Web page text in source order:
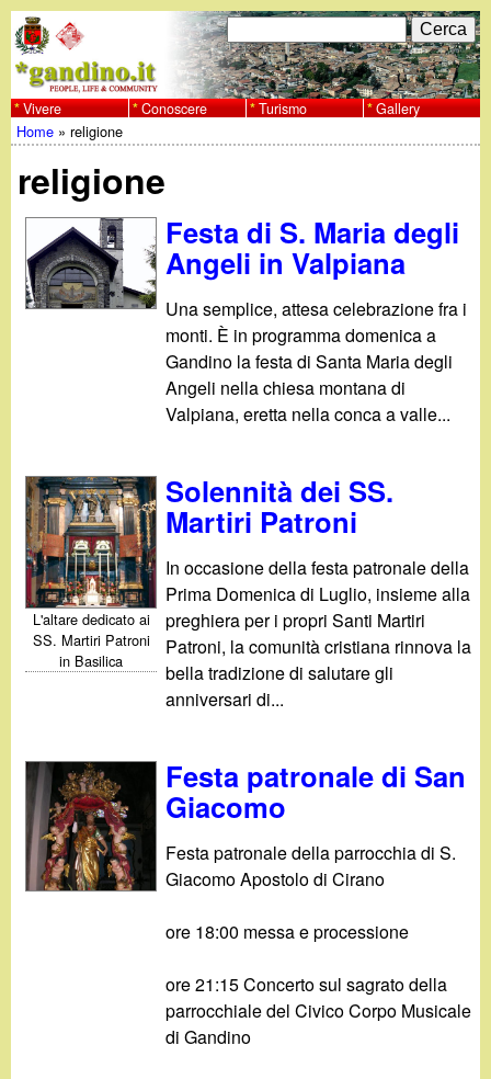
al
contenuto
w
w
w
d
n
F
o
r
d
i
r
i
c
e
r
c
a
C
e
r
c
Vivere Conoscere Turismo Gallery
sei
qui
Home »religione
religione
Festa di S. Maria degli
Angeli in Valpiana
Una semplice, attesa celebrazione fra i
monti. È in programma domenica a
Gandino la festa di Santa Maria degli
Angeli nella chiesa montana di
Valpiana, eretta nella conca a valle...
L'altare dedicato ai
SS. Martiri Patroni
in Basilica
Solennità dei SS.
Martiri Patroni
In occasione della festa patronale della
Prima Domenica di Luglio, insieme alla
preghiera per i propri Santi Martiri
Patroni, la comunità cristiana rinnova la
bella tradizione di salutare gli
anniversari di...
Festa patronale di San
Giacomo
Festa patronale della parrocchia di S.
Giacomo Apostolo di Cirano
ore 18:00 messa e processione
ore 21:15 Concerto sul sagrato della
parrocchiale del Civico Corpo Musicale
di Gandino